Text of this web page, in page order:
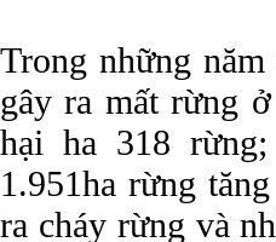
Trong những
gây ra mất rừng
hại ha 318
1.951ha rừng
ra cháy rừng và